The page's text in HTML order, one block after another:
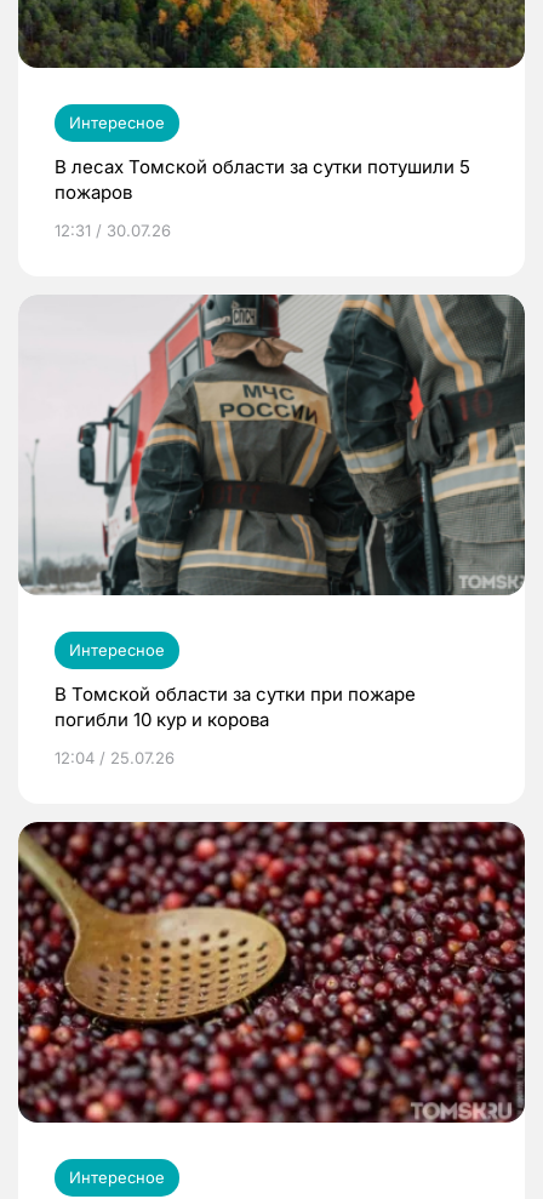
Интересное
В лесах Томской области за сутки потушили 5
пожаров
12:31 / 30.07.26
Интересное
В Томской области за сутки при пожаре
погибли 10 кур и корова
12:04 / 25.07.26
Интересное